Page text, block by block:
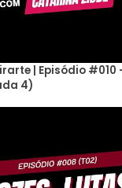
| Episódio
4)